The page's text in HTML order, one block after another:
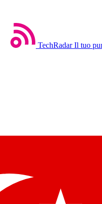
TechRadar Il tuo